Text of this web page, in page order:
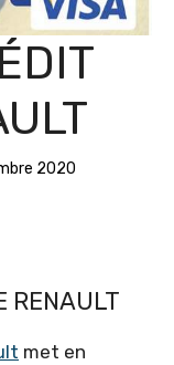
2020
RENAULT
met en